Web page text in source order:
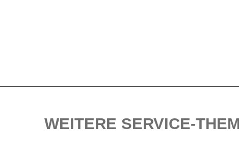
WEITERE SERVICE-